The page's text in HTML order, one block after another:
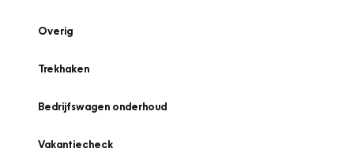
Overig
Trekhaken
Bedrijfswagen onderhoud
Vakantiecheck